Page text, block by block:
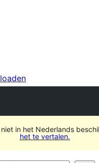
in het Nederlands
het te vertalen.